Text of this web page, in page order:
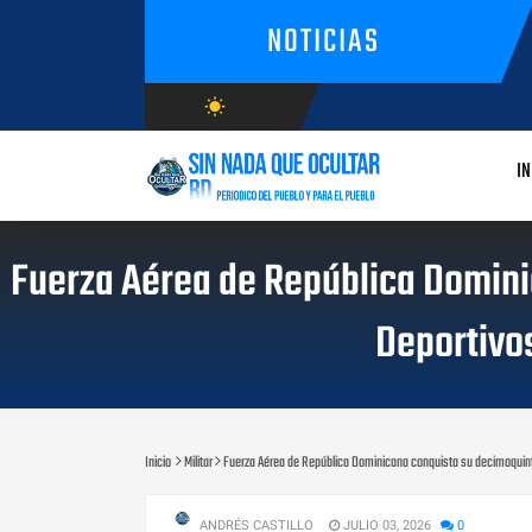
NOTICIAS
wb_sunny
AGOSTO/7/2026
Fuerza Aérea de República
Inicio Militar Fuerza Aérea de República Dominicana conquista su
ANDRÉS CASTILLO JULIO 03, 2026 0